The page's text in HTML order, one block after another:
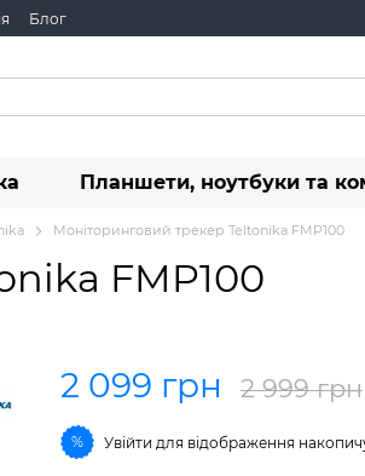
Блог
Планшети, ноутбуки та
Моніторинговий трекер Teltonika FMP100
FMP100
2 099 грн 2 999 грн
% Увійти для відображення